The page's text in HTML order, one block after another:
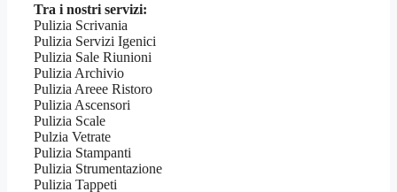
Tra i nostri servizi:
Pulizia Scrivania
Pulizia Servizi Igenici
Pulizia Sale Riunioni
Pulizia Archivio
Pulizia Areee Ristoro
Pulizia Ascensori
Pulizia Scale
Pulzia Vetrate
Pulizia Stampanti
Pulizia Strumentazione
Pulizia Tappeti